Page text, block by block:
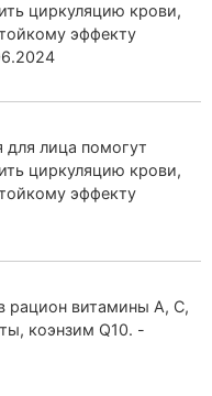
циркуляцию крови,
эффекту
для лица помогут
циркуляцию крови,
эффекту
рацион витамины А, С,
коэнзим Q10. -